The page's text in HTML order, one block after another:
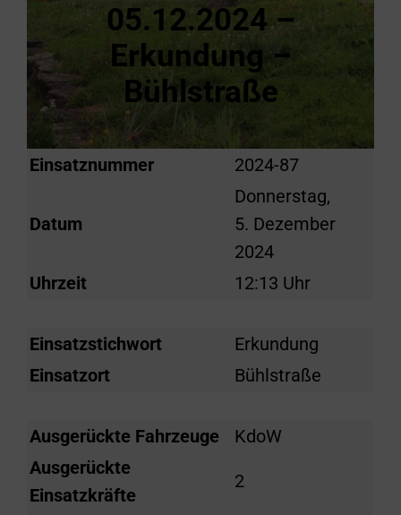
05.12.2024 –
Erkundung –
Bühlstraße
Einsatznummer 2024-87
Datum
Donnerstag,
5. Dezember
2024
Uhrzeit
12:13 Uhr
Einsatzstichwort
Erkundung
Einsatzort
Bühlstraße
Ausgerückte Fahrzeuge
KdoW
Ausgerückte
Einsatzkräfte
2